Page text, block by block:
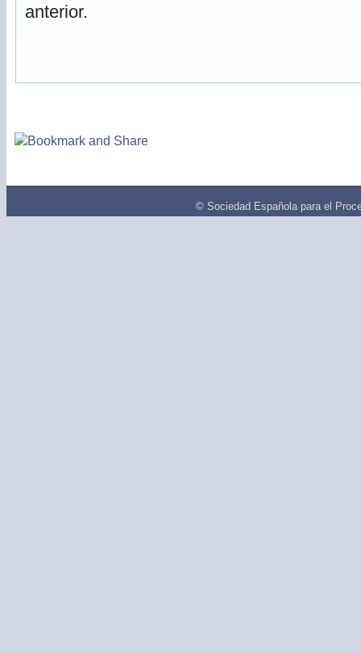
anterior.
© Sociedad Española para el